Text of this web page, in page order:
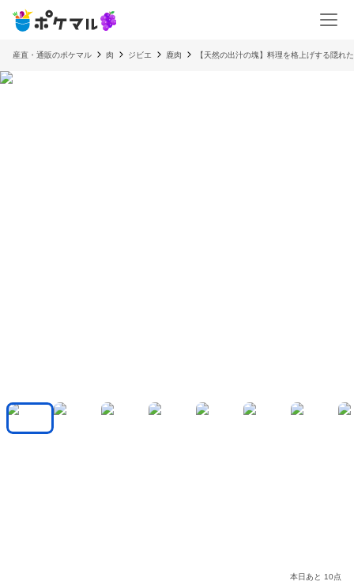
産直・通販のポケマル 肉 ジビエ 鹿肉 【天然の出汁の塊】料理を格上げする隠れ
本日あと 10点